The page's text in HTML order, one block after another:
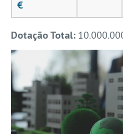
€
Dotação Total: